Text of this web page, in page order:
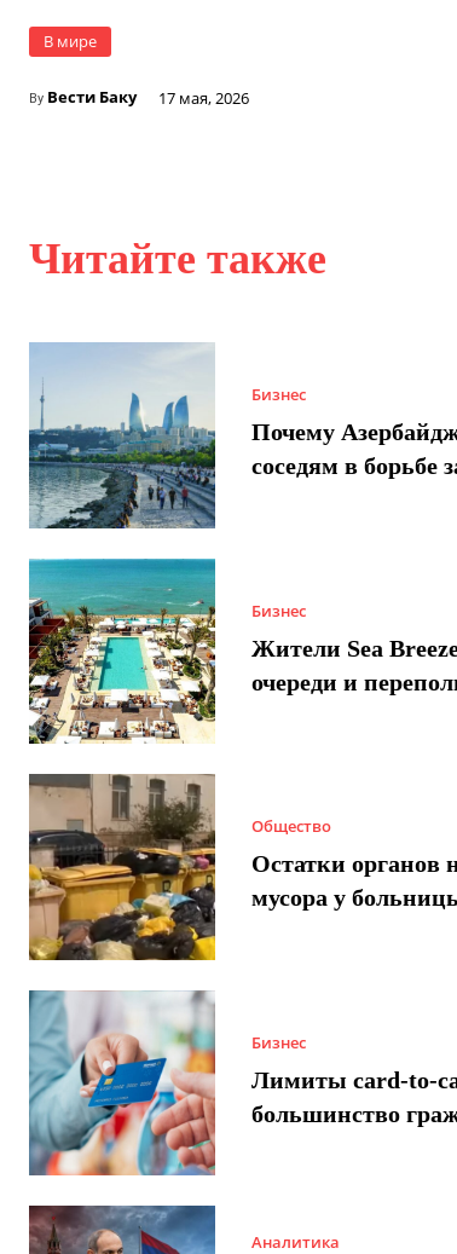
В мире
By Вести Баку 17 мая, 2026
Читайте также
Бизнес
Почему
соседям в борьбе
Бизнес
Жители Sea
очереди и
Общество
Остатки органов
мусора у
Бизнес
Лимиты card-to-
большинство
Аналитика